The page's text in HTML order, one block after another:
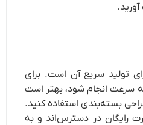
تولید سریع آن است. برای
سرعت انجام شود، بهتر است
بسته‌بندی استفاده کنید.
رایگان در دسترس‌اند و به